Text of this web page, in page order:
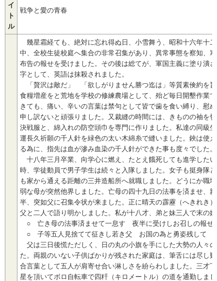
イ
ト
ル
戦争と愛の青春
幾星霜経ても、絶対に忘れ得ぬ日、小雪舞う、昭和十六年十
中、全校生徒校庭へ集合の非常召集があり、異常事態を察知、
布告の報せを受けました。その後は総てが、軍国主義に塗り潰
字として、英語は抹殺されました。
「贅沢は敵だ」 「欲しがりません勝つ迄は」等質素倹約を
食糧増産をと荒地を学校の修練農場として、殆ど毎日開墾作業
きても、痛い、辛いの言葉は禁句として皆で歯を食い縛り、慰
申し訳ないと頑張りました。又裁縫の時間には、きものの袖を
決戦服と、綿入れの防空頭巾を専門に作りました。私達の同級
運長久祈願の千人針を緑色の太い木綿糸で縫いました。鋏は使
る為に、指先は血が滲み血染の千人針ができた事も度々でした。
十八年三月卒業、向学心に燃え、たとえ餓死しても進学した
時、学徒動員で男子学生は続々と入隊しました。女子も挺身隊
も家から通える距離の三井造船所へ就職しました。どうにか職
弱な母が突然他界しました。亡母の四十九日の法事を済ませ、
半、突如父に召集令状が来ました。正に晴天の霹靂（へきれき
父と二人で語り明かしました。私が十八才、弟と妹三人で末の
○ 亡き母の法事済ませて一息す 夜半に受けしお召しの報せ
○ 子等五人見捨てて征きし若き父 お国の為と勇姿残して
父は三日後慌ただしく、日の丸の小旗を手にした大勢の人々
た。両親のいない子供ばかりが残された家庭は、筆舌には尽し
合言葉として五人が肩寄せ合い淋しさを紛らわしました。三才
星を頂いてボロ自転車で四粁（キロメートル）の道を通勤しま